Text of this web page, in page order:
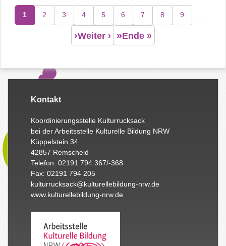
Seitennummerierung
Seite
1
Seite
2
Seite
3
Seite
4
Seite
5
Seite
6
Seite
7
Seite
8
Seite
9 …
Weiter › Ende »
Kontakt
Koordinierungsstelle Kulturrucksack
bei der Arbeitsstelle Kulturelle Bildung NRW
Küppelstein 34
42857 Remscheid
Telefon: 02191 794 367/-368
Fax: 02191 794 205
kulturrucksack@kulturellebildung-nrw.de
www.kulturellebildung-nrw.de